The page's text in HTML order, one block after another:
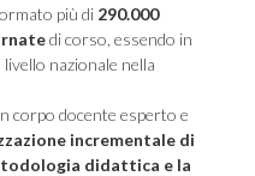
più di 290.000
di corso, essendo in
nazionale nella
corpo docente esperto e
incrementale di
didattica e la